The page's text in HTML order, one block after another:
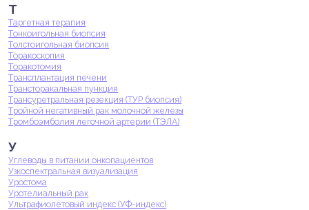
Т
Таргетная терапия
Тонкоигольная биопсия
Толстоигольная биопсия
Торакоскопия
Торакотомия
Трансплантация печени
Трансторакальная пункция
Трансуретральная резекция (ТУР биопсия)
Тройной негативный рак молочной железы
Тромбоэмболия легочной артерии (ТЭЛА)
У
Углеводы в питании онкопациентов
Узкоспектральная визуализация
Уростома
Уротелиальный рак
Ультрафиолетовый индекс (УФ-индекс)